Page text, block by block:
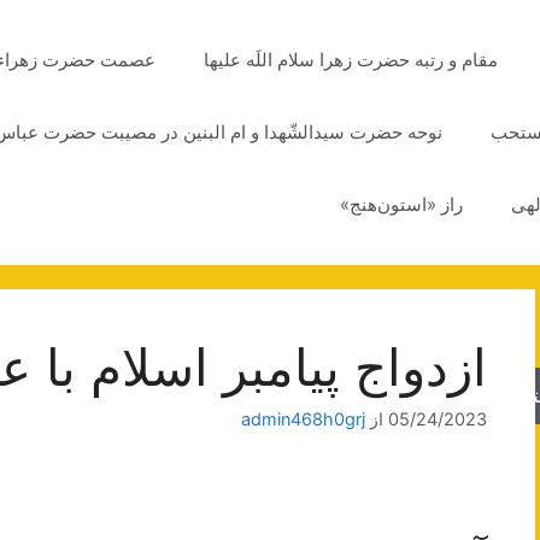
مقام و رتبه حضرت زهرا سلام اللَه علیها عصمت حضرت زهراء
نوحه حضرت سیدالشّهدا و ام البنین در مصیبت حضرت عباس
راز «استون‌هنج»
ازدواج پیامبر اسلام
05/24/2023 از admin468h0grj